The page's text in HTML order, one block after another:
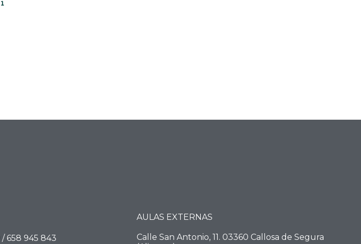
/658 945 843
AULAS EXTERNAS
Calle San Antonio, 11. 03360 Callosa de Segura